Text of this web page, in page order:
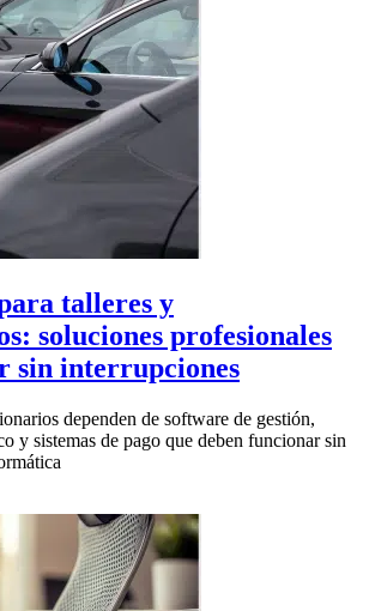
talleres y
soluciones profesionales
sin interrupciones
dependen de software de gestión,
y sistemas de pago que deben funcionar sin